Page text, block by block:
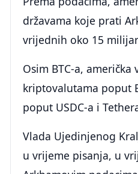
državama koje prati
vrijednih oko 15
Osim BTC-a,
kriptovalutama poput
poput USDC-a i
Vlada Ujedinjenog
u vrijeme pisanja, u